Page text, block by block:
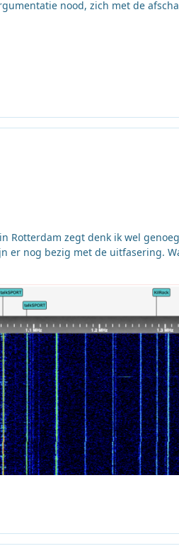
nood, zich met de
Rotterdam zegt denk ik wel
er nog bezig met de uitfasering.